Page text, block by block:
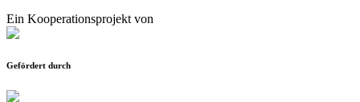
Ein Kooperationsprojekt von
Gefördert durch